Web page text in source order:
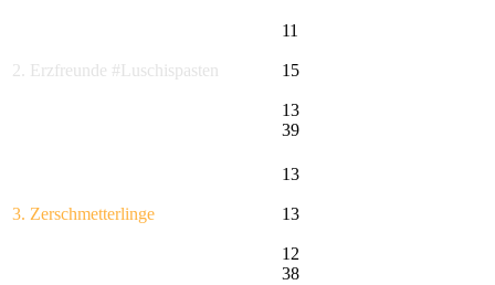
2. Erzfreunde #Luschispasten
11
15
13
39
3. Zerschmetterlinge
13
13
12
38